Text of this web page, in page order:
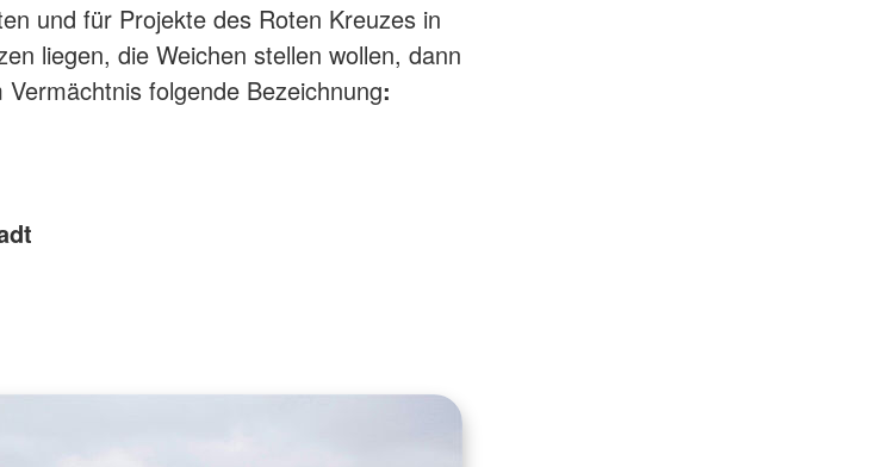
und für Projekte des Roten Kreuzes in
liegen, die Weichen stellen wollen, dann
folgende Bezeichnung: